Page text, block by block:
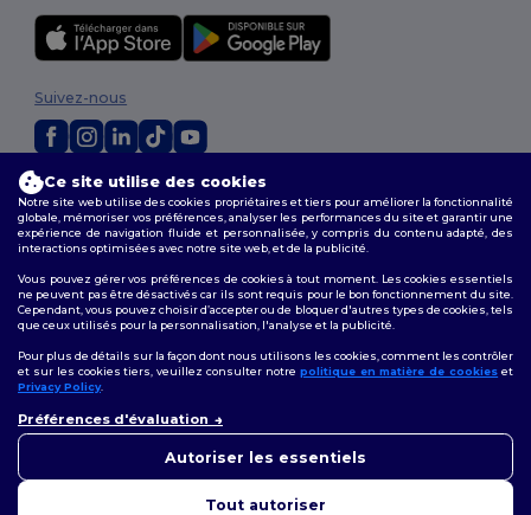
2026. Tous droits réservés
Conditions Générales|Politique de personnalisation | Politique de
Confidentialité|Politique de Cookies|Plan du Site
Suivez-nous
Ce site utilise des cookies
Notre site web utilise des cookies propriétaires et tiers pour améliorer la fonctionnalité
globale, mémoriser vos préférences, analyser les performances du site et garantir une
expérience de navigation fluide et personnalisée, y compris du contenu adapté, des
interactions optimisées avec notre site web, et de la publicité.
Vous pouvez gérer vos préférences de cookies à tout moment. Les cookies essentiels
ne peuvent pas être désactivés car ils sont requis pour le bon fonctionnement du site.
Cependant, vous pouvez choisir d’accepter ou de bloquer d'autres types de cookies, tels
que ceux utilisés pour la personnalisation, l'analyse et la publicité.
Pour plus de détails sur la façon dont nous utilisons les cookies, comment les contrôler
et sur les cookies tiers, veuillez consulter notre politique en matière de cookies et
Privacy Policy.
Préférences d'évaluation
Autoriser les essentiels
Tout autoriser
pouvez nous contacter à tout
pour vous aider.